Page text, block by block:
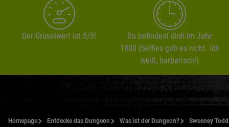
Der Gruselwert ist 5/5!
Du befindest dich im Jahr
1800 (Selfies gab es nicht. Ich
weiß, barbarisch!)
Homepage Entdecke das Dungeon Was ist der Dungeon? Sweeney Todd